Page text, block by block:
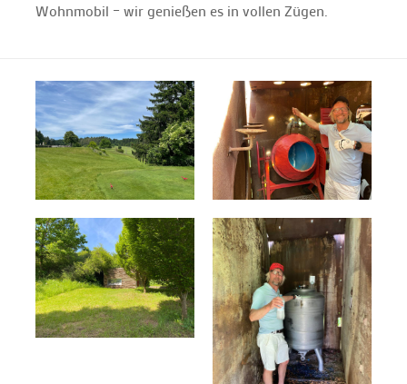
Wohnmobil – wir genießen es in vollen Zügen.